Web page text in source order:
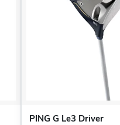
PING G Le3 Driver